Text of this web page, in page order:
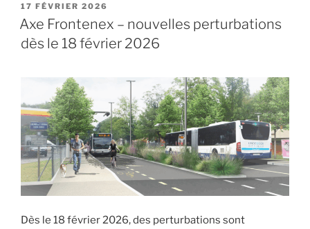
PUBLIÉ
LE
17 FÉVRIER 2026
Axe Frontenex – nouvelles perturbations
dès le 18 février 2026
Dès le 18 février 2026, des perturbations sont